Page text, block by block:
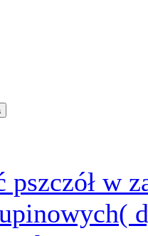
pszczół w